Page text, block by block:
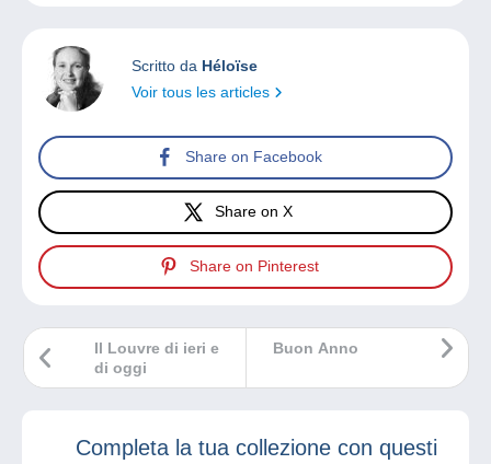
Scritto da Héloïse
Voir tous les articles
Share on Facebook
Share on X
Share on Pinterest
Buon Anno
Il Louvre di ieri e
di oggi
Completa la tua collezione con questi